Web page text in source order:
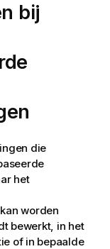
bij
die
het
worden
bewerkt, in het
of in bepaalde